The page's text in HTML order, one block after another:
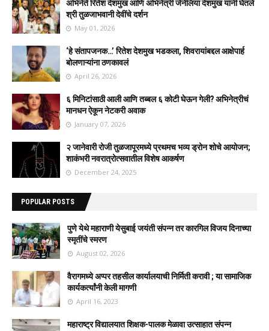
अभिनेते रितेश देशमुख आणि अभिनेत्री जेनेलिया देशमुख यांनी घेतले
श्री तुळजाभवानी देवींचे दर्शन
May 01, 2026
‘हे संतापजनक…’ रितेश देशमुख भडकला, शिवरायांबद्दल आक्षेपार्ह
बोलणाऱ्यांना ठणकावलं
April 26, 2026
६ मिनिटांसाठी आली आणि तब्बल ६ कोटी घेऊन गेली? अभिनेत्रीचं
मानधन ऐकून नेटकरी अवाक
January 07, 2026
२ जानेवारी रोजी तुळजापूरमध्ये प्रथमच भव्य ड्रोन शोचे आयोजन;
शाकंभरी नवरात्रोत्सवातील विशेष आकर्षण
December 24, 2025
POPULAR POSTS
पुणे येथे महाराणी येसुबाई जयंती संपन्न तर कारगिल विजय दिनाच्या
स्मृतींचे स्मरण
August 02, 2026
वैरागमध्ये अप्पर तहसील कार्यालयाची निर्मिती करावी ; या सामाजिक
कार्यकर्त्यांनी केली मागणी
April 16, 2023
महाराष्ट्र विद्यालयात शिक्षक-पालक मेळावा उत्साहात संपन्न